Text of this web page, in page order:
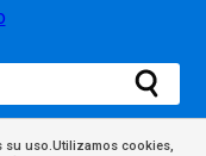
su uso.Utilizamos cookies,